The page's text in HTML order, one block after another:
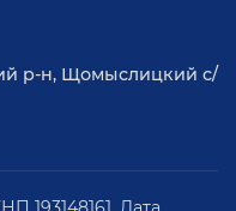
р-н, Щомыслицкий с/